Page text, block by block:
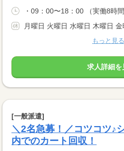
・09：00〜18：00 （実働8時
月曜日 火曜日 水曜日 木曜日
もっと見る
求人詳細を
[一般派遣]
＼2名急募！／コツコツ
内でのカート回収！